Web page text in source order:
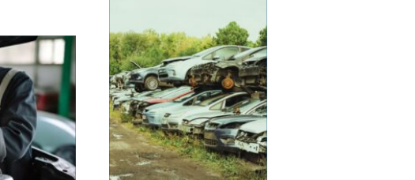
väglag blir service ännu
viktigar...